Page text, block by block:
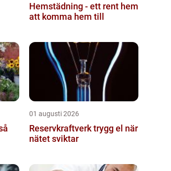
Hemstädning - ett rent hem
att komma hem till
01 augusti 2026
Reservkraftverk trygg el när
nätet sviktar